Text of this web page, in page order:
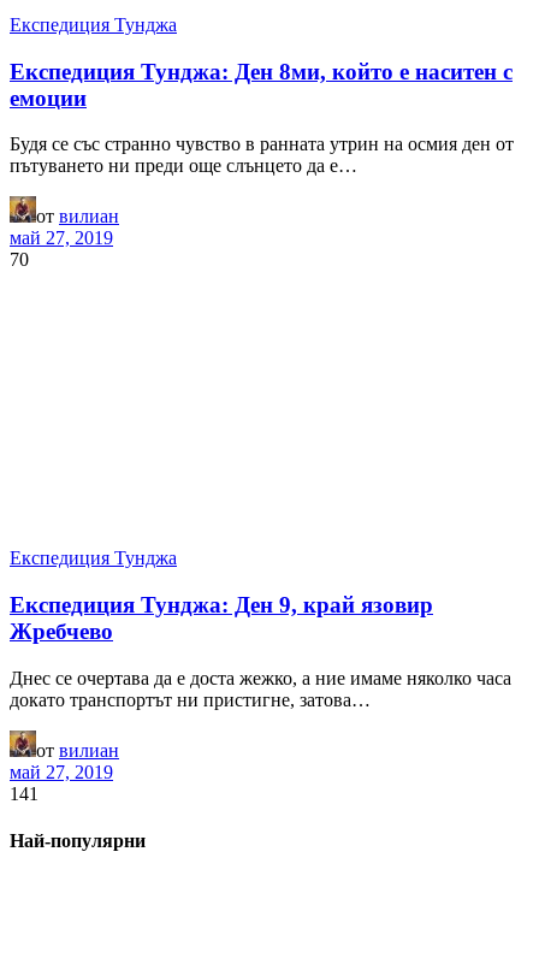
Експедиция Тунджа
Експедиция Тунджа: Ден 8ми, който е наситен с
емоции
Будя се със странно чувство в ранната утрин на осмия ден от
пътуването ни преди още слънцето да е…
от вилиан
май 27, 2019
70
Експедиция Тунджа
Експедиция Тунджа: Ден 9, край язовир
Жребчево
Днес се очертава да е доста жежко, а ние имаме няколко часа
докато транспортът ни пристигне, затова…
от вилиан
май 27, 2019
141
Най-популярни